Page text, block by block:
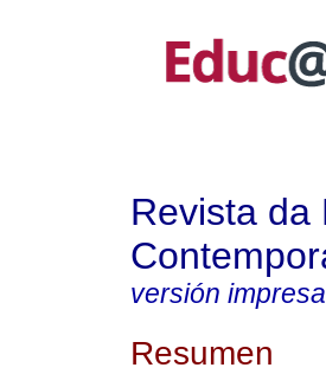
Revista da
versión impresa
Resumen